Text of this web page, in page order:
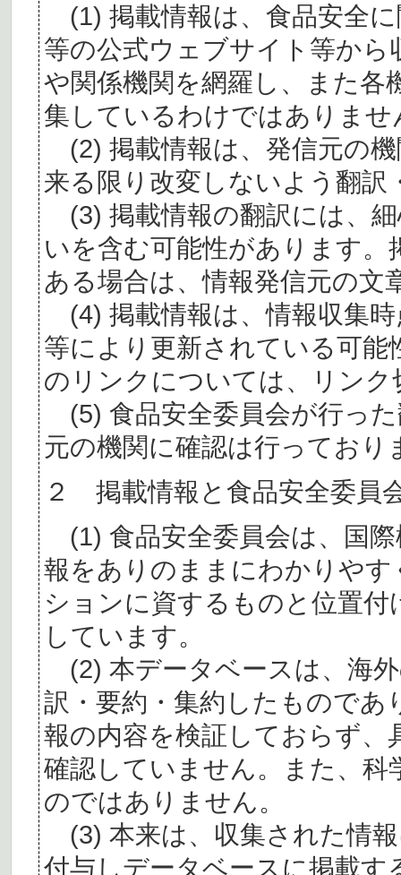
(1) 掲載情報は、食品安全
等の公式ウェブサイト等か
や関係機関を網羅し、また各
集しているわけではありませ
(2) 掲載情報は、発信元の
来る限り改変しないよう翻訳
(3) 掲載情報の翻訳には、
いを含む可能性があります。
ある場合は、情報発信元の文
(4) 掲載情報は、情報収集
等により更新されている可
のリンクについては、リン
(5) 食品安全委員会が行っ
元の機関に確認は行っており
２ 掲載情報と食品安全委員
(1) 食品安全委員会は、国
報をありのままにわかりや
ションに資するものと位置
しています。
(2) 本データベースは、海
訳・要約・集約したものであ
報の内容を検証しておらず、
確認していません。また、
のではありません。
(3) 本来は、収集された情
付与しデータベースに掲載